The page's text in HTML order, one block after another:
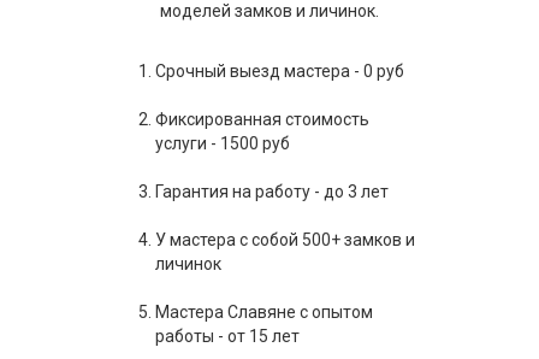
моделей замков и личинок.
Срочный выезд мастера - 0 руб
Фиксированная стоимость
услуги - 1500 руб
Гарантия на работу - до 3 лет
У мастера с собой 500+ замков и
личинок
Мастера Славяне с опытом
работы - от 15 лет